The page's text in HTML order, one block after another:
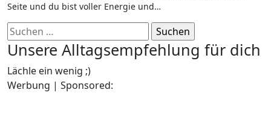
Seite und du bist voller Energie und…
Suchen
nach:
Unsere Alltagsempfehlung für dich
Lächle ein wenig ;)
Werbung | Sponsored: